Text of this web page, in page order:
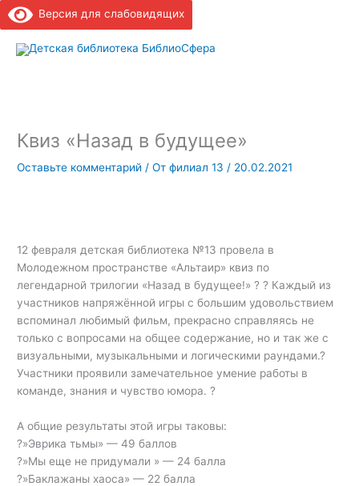
Версия для слабовидящих
Квиз «Назад в будущее»
Оставьте комментарий / Отфилиал 13/ 20.02.2021
12 февраля детская библиотека №13 провела в
Молодежном пространстве «Альтаир» квиз по
легендарной трилогии «Назад в будущее!» ? ? Каждый из
участников напряжённой игры с большим удовольствием
вспоминал любимый фильм, прекрасно справляясь не
только с вопросами на общее содержание, но и так же с
визуальными, музыкальными и логическими раундами.?
Участники проявили замечательное умение работы в
команде, знания и чувство юмора. ?
А общие результаты этой игры таковы:
?»Эврика тьмы» — 49 баллов
?»Мы еще не придумали » — 24 балла
?»Баклажаны хаоса» — 22 балла